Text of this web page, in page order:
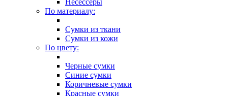
Несессеры
По материалу:
Сумки из ткани
Сумки из кожи
По цвету:
Черные сумки
Синие сумки
Коричневые сумки
Красные сумки